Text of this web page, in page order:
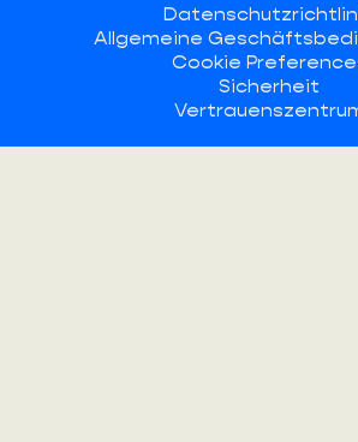
Allgemeine
Cookie
Sicherheit